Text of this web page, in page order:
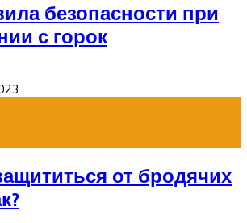
безопасности при
с горок
от бродячих